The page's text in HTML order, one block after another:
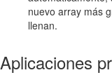
nuevo array más
llenan.
Aplicaciones